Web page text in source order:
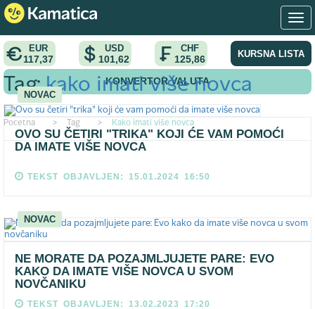
EUR
117,37
USD
101,62
CHF
125,86 KURSNA LISTA
KONVERTOR VALUTA
Pocetna > Tag > Kako imati više novca
Tag:kako imati više novca
NOVAC
OVO SU ČETIRI "TRIKA" KOJI ĆE VAM POMOĆI
DA IMATE VIŠE NOVCA
TEKST OBJAVLJEN: 15.01.2024 16:50
NOVAC
NE MORATE DA POZAJMLJUJETE PARE: EVO
KAKO DA IMATE VIŠE NOVCA U SVOM
NOVČANIKU
TEKST OBJAVLJEN: 13.02.2023 17:20